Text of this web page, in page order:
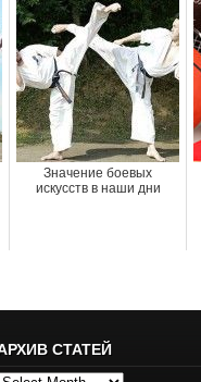
Значение боевых
искусств в наши дни
СТАТЕЙ